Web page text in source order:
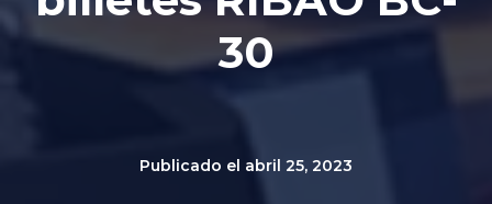
30
Publicado el abril 25, 2023